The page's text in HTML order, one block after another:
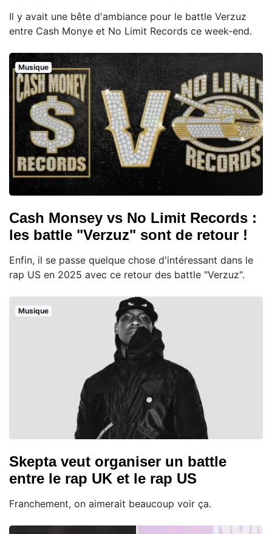
Il y avait une bête d'ambiance pour le battle Verzuz
entre Cash Monye et No Limit Records ce week-end.
Musique
Cash Monsey vs No Limit Records :
les battle "Verzuz" sont de retour !
Enfin, il se passe quelque chose d'intéressant dans le
rap US en 2025 avec ce retour des battle "Verzuz".
Musique
Skepta veut organiser un battle
entre le rap UK et le rap US
Franchement, on aimerait beaucoup voir ça.